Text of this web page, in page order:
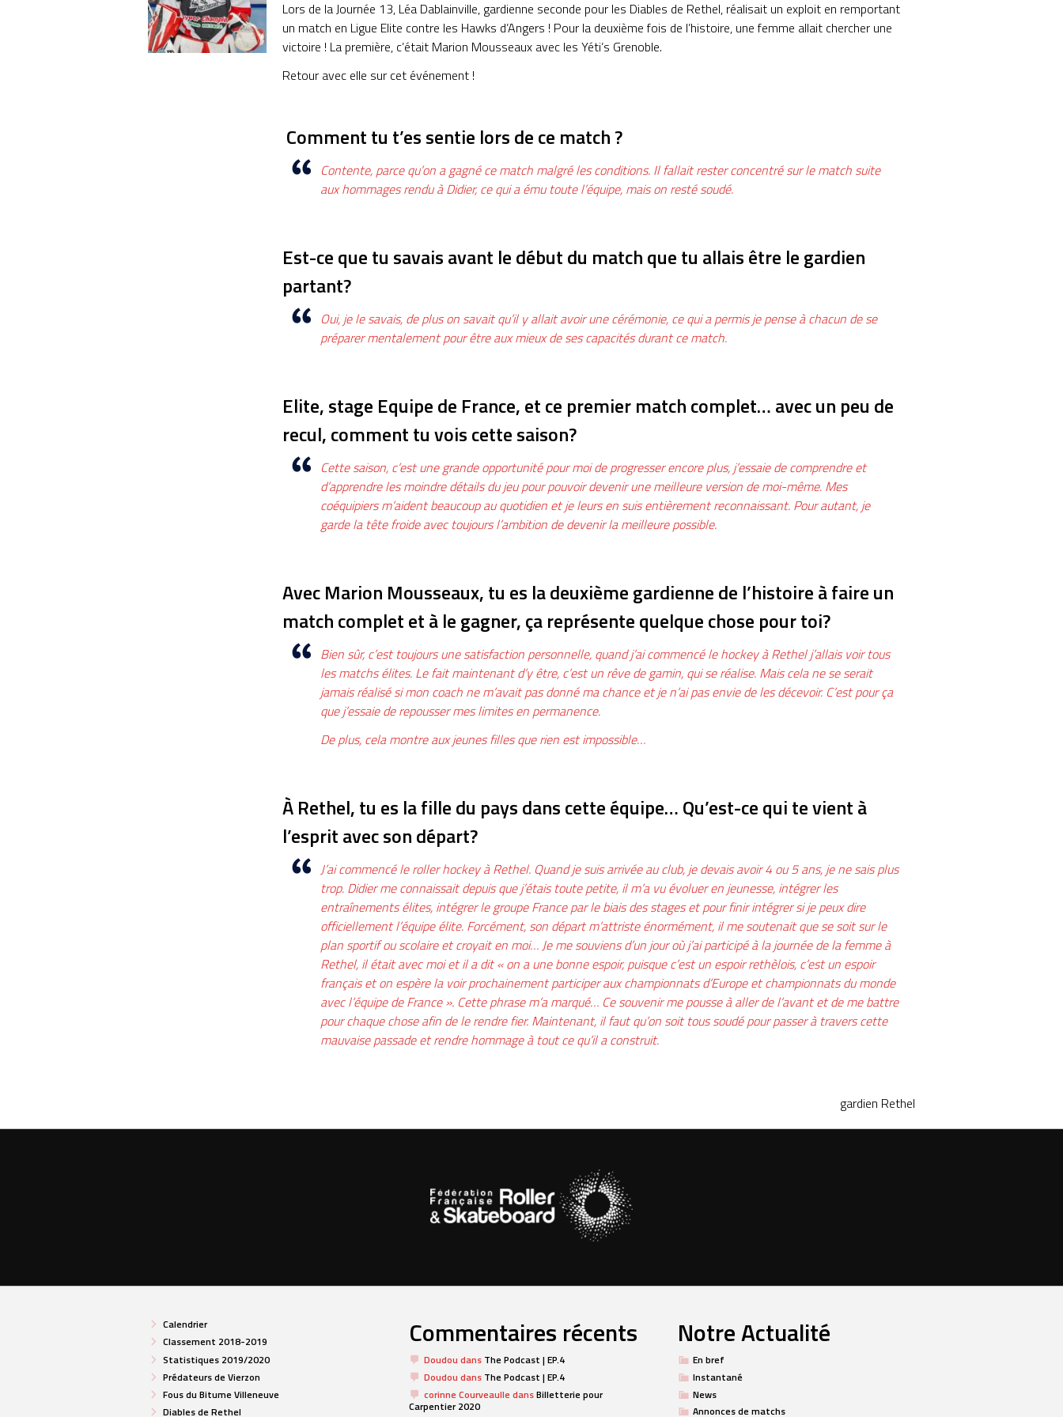
Lors de la Journée 13, Léa Dablainville, gardienne seconde pour les Diables de Rethel, réalisait un exploit en remportant
un match en Ligue Elite contre les Hawks d’Angers ! Pour la deuxième fois de l’histoire, une femme allait chercher une
victoire ! La première, c’était Marion Mousseaux avec les Yéti’s Grenoble.
Retour avec elle sur cet événement !
Comment tu t’es sentie lors de ce match ?
Contente, parce qu’on a gagné ce match malgré les conditions. Il fallait rester concentré sur le match suite
aux hommages rendu à Didier, ce qui a ému toute l’équipe, mais on resté soudé.
Est-ce que tu savais avant le début du match que tu allais être le gardien
partant?
Oui, je le savais, de plus on savait qu’il y allait avoir une cérémonie, ce qui a permis je pense à chacun de se
préparer mentalement pour être aux mieux de ses capacités durant ce match.
Elite, stage Equipe de France, et ce premier match complet… avec un peu de
recul, comment tu vois cette saison?
Cette saison, c’est une grande opportunité pour moi de progresser encore plus, j’essaie de comprendre et
d’apprendre les moindre détails du jeu pour pouvoir devenir une meilleure version de moi-même. Mes
coéquipiers m’aident beaucoup au quotidien et je leurs en suis entièrement reconnaissant. Pour autant, je
garde la tête froide avec toujours l’ambition de devenir la meilleure possible.
Avec Marion Mousseaux, tu es la deuxième gardienne de l’histoire à faire un
match complet et à le gagner, ça représente quelque chose pour toi?
Bien sûr, c’est toujours une satisfaction personnelle, quand j’ai commencé le hockey à Rethel j’allais voir tous
les matchs élites. Le fait maintenant d’y être, c’est un rêve de gamin, qui se réalise. Mais cela ne se serait
jamais réalisé si mon coach ne m’avait pas donné ma chance et je n’ai pas envie de les décevoir. C’est pour ça
que j’essaie de repousser mes limites en permanence.
De plus, cela montre aux jeunes filles que rien est impossible…
À Rethel, tu es la fille du pays dans cette équipe… Qu’est-ce qui te vient à
l’esprit avec son départ?
J’ai commencé le roller hockey à Rethel. Quand je suis arrivée au club, je devais avoir 4 ou 5 ans, je ne sais plus
trop. Didier me connaissait depuis que j’étais toute petite, il m’a vu évoluer en jeunesse, intégrer les
entraînements élites, intégrer le groupe France par le biais des stages et pour finir intégrer si je peux dire
officiellement l’équipe élite. Forcément, son départ m’attriste énormément, il me soutenait que se soit sur le
plan sportif ou scolaire et croyait en moi… Je me souviens d’un jour où j’ai participé à la journée de la femme à
Rethel, il était avec moi et il a dit « on a une bonne espoir, puisque c’est un espoir rethèlois, c’est un espoir
français et on espère la voir prochainement participer aux championnats d’Europe et championnats du monde
avec l’équipe de France ». Cette phrase m’a marqué… Ce souvenir me pousse à aller de l’avant et de me battre
pour chaque chose afin de le rendre fier. Maintenant, il faut qu’on soit tous soudé pour passer à travers cette
mauvaise passade et rendre hommage à tout ce qu’il a construit.
gardien Rethel
Calendrier
Classement 2018-2019
Statistiques 2019/2020
Prédateurs de Vierzon
Fous du Bitume Villeneuve
Diables de Rethel
Commentaires récents
Doudou dans The Podcast | EP.4
Doudou dans The Podcast | EP.4
corinne Courveaulle dansBilletterie pour
Carpentier 2020
Notre Actualité
En bref
Instantané
News
Annonces de matchs